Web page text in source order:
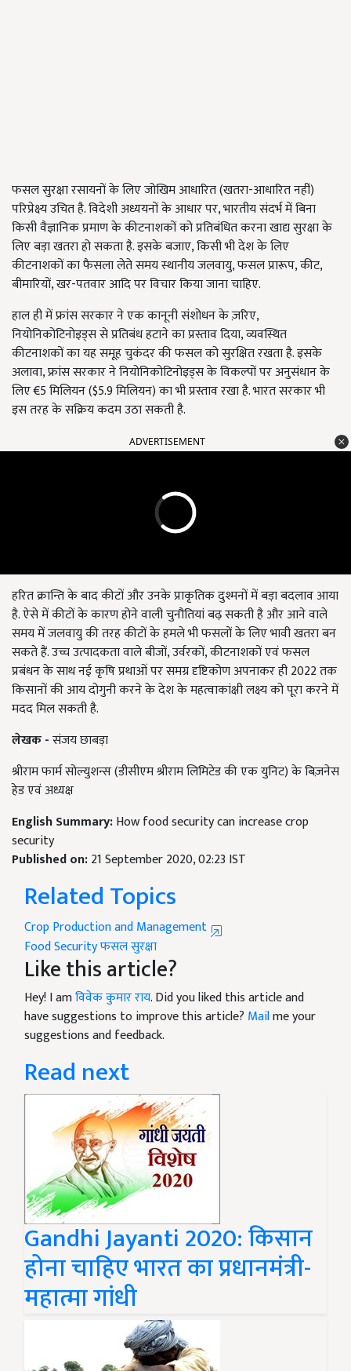
फसल सुरक्षा रसायनों के लिए जोखिम आधारित (खतरा-आधारित नहीं)
परिप्रेक्ष्य उचित है. विदेशी अध्ययनों के आधार पर, भारतीय संदर्भ में बिना
किसी वैज्ञानिक प्रमाण के कीटनाशकों को प्रतिबंधित करना खाद्य सुरक्षा के
लिए बड़ा खतरा हो सकता है. इसके बजाए, किसी भी देश के लिए
कीटनाशकों का फैसला लेते समय स्थानीय जलवायु, फसल प्रारूप, कीट,
बीमारियों, खर-पतवार आदि पर विचार किया जाना चाहिए.
हाल ही में फ्रांस सरकार ने एक कानूनी संशोधन के ज़रिए,
नियोनिकोटिनोइड्स से प्रतिबंध हटाने का प्रस्ताव दिया, व्यवस्थित
कीटनाशकों का यह समूह चुकंदर की फसल को सुरक्षित रखता है. इसके
अलावा, फ्रांस सरकार ने नियोनिकोटिनोइड्स के विकल्पों पर अनुसंधान के
लिए €5 मिलियन ($5.9 मिलियन) का भी प्रस्ताव रखा है. भारत सरकार भी
इस तरह के सक्रिय कदम उठा सकती है.
ADVERTISEMENT
हरित क्रान्ति के बाद कीटों और उनके प्राकृतिक दुश्मनों में बड़ा बदलाव आया
है. ऐसे में कीटों के कारण होने वाली चुनौतियां बढ़ सकती है और आने वाले
समय में जलवायु की तरह कीटों के हमले भी फसलों के लिए भावी खतरा बन
सकते हैं. उच्च उत्पादकता वाले बीजों, उर्वरकों, कीटनाशकों एवं फसल
प्रबंधन के साथ नई कृषि प्रथाओं पर समग्र दृष्टिकोण अपनाकर ही 2022 तक
किसानों की आय दोगुनी करने के देश के महत्वाकांक्षी लक्ष्य को पूरा करने में
मदद मिल सकती है.
लेखक -संजय छाबड़ा
श्रीराम फार्म सोल्युशन्स (डीसीएम श्रीराम लिमिटेड की एक युनिट) के बिज़नेस
हेड एवं अध्यक्ष
English Summary:How food security can increase crop
security
Published on:21 September 2020, 02:23 IST
Related Topics
Crop Production and Management
Food Securityफसल सुरक्षा
Like this article?
Hey! I amविवेक कुमार राय. Did you liked this article and
have suggestions to improve this article? Mailme your
suggestions and feedback.
Read next
Gandhi Jayanti 2020: किसान
होना चाहिए भारत का प्रधानमंत्री-
महात्मा गांधी